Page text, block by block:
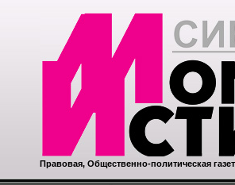
Правовая, Общественно-политическая